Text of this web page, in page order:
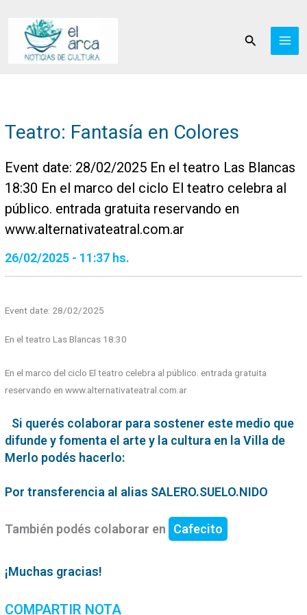
contenido
Buscar
Teatro: Fantasía en Colores
Event date: 28/02/2025 En el teatro Las Blancas
18:30 En el marco del ciclo El teatro celebra al
público. entrada gratuita reservando en
www.alternativateatral.com.ar
26/02/2025 - 11:37 hs.
Event date: 28/02/2025
En el teatro Las Blancas 18:30
En el marco del ciclo El teatro celebra al público. entrada gratuita
reservando en www.alternativateatral.com.ar
Si querés colaborar para sostener este medio que
difunde y fomenta el arte y la cultura en la Villa de
Merlo podés hacerlo:
Por transferencia al alias SALERO.SUELO.NIDO
También podés colaborar en Cafecito
¡Muchas gracias!
COMPARTIR NOTA